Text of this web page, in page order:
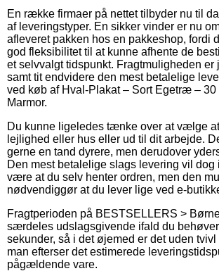
En række firmaer på nettet tilbyder nu til
af leveringstyper. En sikker vinder er nu
afleveret pakken hos en pakkeshop, fordi
god fleksibilitet til at kunne afhente de
et selvvalgt tidspunkt. Fragtmuligheden er
samt tit endvidere den mest betalelige
ved køb af Hval-Plakat – Sort Egetræ – 30
Marmor.
Du kunne ligeledes tænke over at vælge
lejlighed eller hus eller ud til dit arbejde.
gerne en tand dyrere, men derudover
Den mest betalelige slags levering vil
være at du selv henter ordren, men den
nødvendiggør at du lever lige ved e-
Fragtperioden på BESTSELLERS >
særdeles udslagsgivende ifald du
sekunder, så i det øjemed er det uden
man efterser det estimerede
pågældende vare.